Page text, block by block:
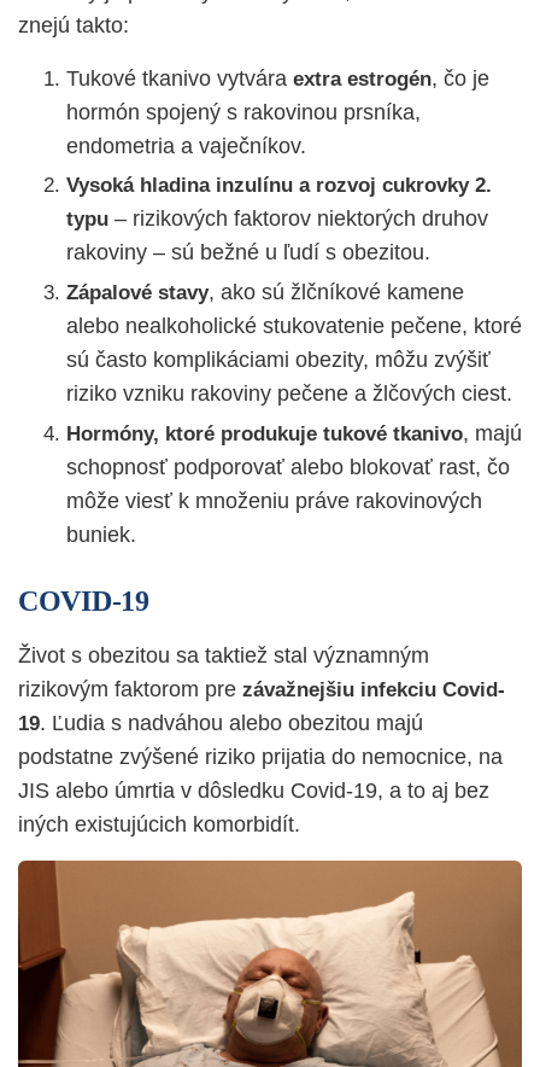
znejú takto:
Tukové tkanivo vytvára extra estrogén, čo je
hormón spojený s rakovinou prsníka,
endometria a vaječníkov.
Vysoká hladina inzulínu a rozvoj cukrovky 2.
typu – rizikových faktorov niektorých druhov
rakoviny – sú bežné u ľudí s obezitou.
Zápalové stavy, ako sú žlčníkové kamene
alebo nealkoholické stukovatenie pečene, ktoré
sú často komplikáciami obezity, môžu zvýšiť
riziko vzniku rakoviny pečene a žlčových ciest.
Hormóny, ktoré produkuje tukové tkanivo, majú
schopnosť podporovať alebo blokovať rast, čo
môže viesť k množeniu práve rakovinových
buniek.
COVID-19
Život s obezitou sa taktiež stal významným
rizikovým faktorom pre závažnejšiu infekciu Covid-
19. Ľudia s nadváhou alebo obezitou majú
podstatne zvýšené riziko prijatia do nemocnice, na
JIS alebo úmrtia v dôsledku Covid-19, a to aj bez
iných existujúcich komorbidít.